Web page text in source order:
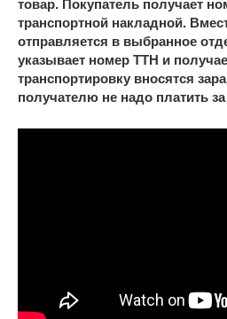
товар. Покупатель получает
транспортной накладной.
отправляется в выбранное
указывает номер ТТН и
транспортировку вносятся
получателю не надо платить